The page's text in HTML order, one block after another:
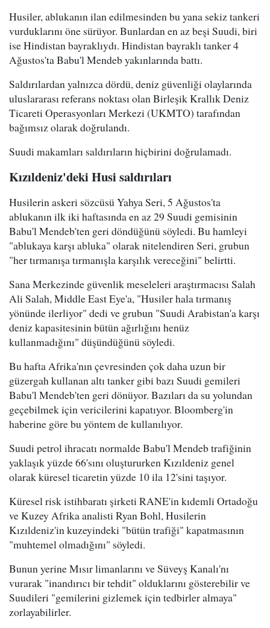
Husiler, ablukanın ilan edilmesinden bu yana sekiz tankeri
vurduklarını öne sürüyor. Bunlardan en az beşi Suudi, biri
ise Hindistan bayraklıydı. Hindistan bayraklı tanker 4
Ağustos'ta Babu'l Mendeb yakınlarında battı.
Saldırılardan yalnızca dördü, deniz güvenliği olaylarında
uluslararası referans noktası olan Birleşik Krallık Deniz
Ticareti Operasyonları Merkezi (UKMTO) tarafından
bağımsız olarak doğrulandı.
Suudi makamları saldırıların hiçbirini doğrulamadı.
Kızıldeniz'deki Husi saldırıları
Husilerin askeri sözcüsü Yahya Seri, 5 Ağustos'ta
ablukanın ilk iki haftasında en az 29 Suudi gemisinin
Babu'l Mendeb'ten geri döndüğünü söyledi. Bu hamleyi
"ablukaya karşı abluka" olarak nitelendiren Seri, grubun
"her tırmanışa tırmanışla karşılık vereceğini" belirtti.
Sana Merkezinde güvenlik meseleleri araştırmacısı Salah
Ali Salah, Middle East Eye'a, "Husiler hala tırmanış
yönünde ilerliyor" dedi ve grubun "Suudi Arabistan'a karşı
deniz kapasitesinin bütün ağırlığını henüz
kullanmadığını" düşündüğünü söyledi.
Bu hafta Afrika'nın çevresinden çok daha uzun bir
güzergah kullanan altı tanker gibi bazı Suudi gemileri
Babu'l Mendeb'ten geri dönüyor. Bazıları da su yolundan
geçebilmek için vericilerini kapatıyor. Bloomberg'in
haberine göre bu yöntem de kullanılıyor.
Suudi petrol ihracatı normalde Babu'l Mendeb trafiğinin
yaklaşık yüzde 66'sını oluştururken Kızıldeniz genel
olarak küresel ticaretin yüzde 10 ila 12'sini taşıyor.
Küresel risk istihbaratı şirketi RANE'in kıdemli Ortadoğu
ve Kuzey Afrika analisti Ryan Bohl, Husilerin
Kızıldeniz'in kuzeyindeki "bütün trafiği" kapatmasının
"muhtemel olmadığını" söyledi.
Bunun yerine Mısır limanlarını ve Süveyş Kanalı'nı
vurarak "inandırıcı bir tehdit" olduklarını gösterebilir ve
Suudileri "gemilerini gizlemek için tedbirler almaya"
zorlayabilirler.